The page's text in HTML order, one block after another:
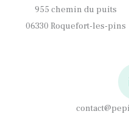
955 chemin du puits
06330 Roquefort-les-pins